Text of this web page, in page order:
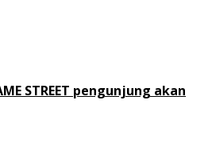
STREET pengunjung akan